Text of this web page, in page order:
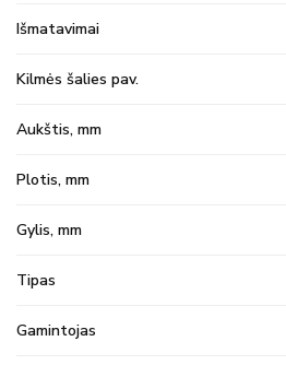
Išmatavimai
Kilmės šalies pav.
Aukštis, mm
Plotis, mm
Gylis, mm
Tipas
Gamintojas